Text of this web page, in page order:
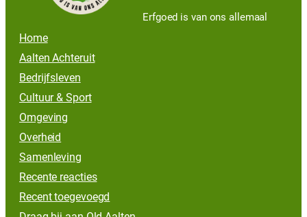
Erfgoed is van ons allemaal
Home
Aalten Achteruit
Bedrijfsleven
Cultuur & Sport
Omgeving
Overheid
Samenleving
Recente reacties
Recent toegevoegd